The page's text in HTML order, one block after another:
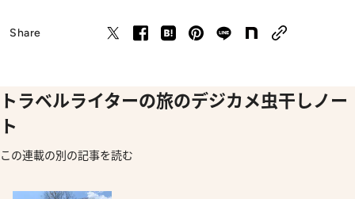
Share
トラベルライターの旅のデジカメ虫干しノー
ト
この連載の別の記事を読む